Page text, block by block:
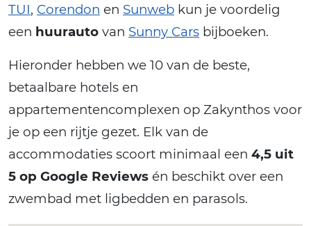
TUI, Corendon en Sunweb kun je voordelig
een huurauto van Sunny Cars bijboeken.
Hieronder hebben we 10 van de beste,
betaalbare hotels en
appartementencomplexen op Zakynthos voor
je op een rijtje gezet. Elk van de
accommodaties scoort minimaal een 4,5 uit
5 op Google Reviews én beschikt over een
zwembad met ligbedden en parasols.